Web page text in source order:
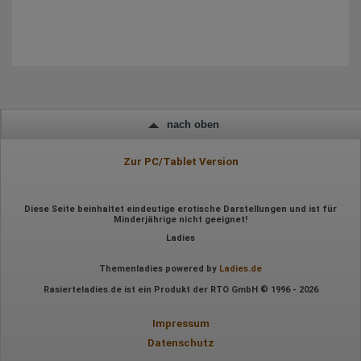
Browser-Typ
Antworten auf Umfragen
Rechtliche Grundlage der Verarbeitung
nach oben
Zur PC/Tablet Version
Diese Seite beinhaltet eindeutige erotische Darstellungen und ist für
Minderjährige nicht geeignet!
Ladies
Themenladies powered by Ladies.de
Rasierteladies.de ist ein Produkt der RTO GmbH © 1996 - 2026
Impressum
Datenschutz